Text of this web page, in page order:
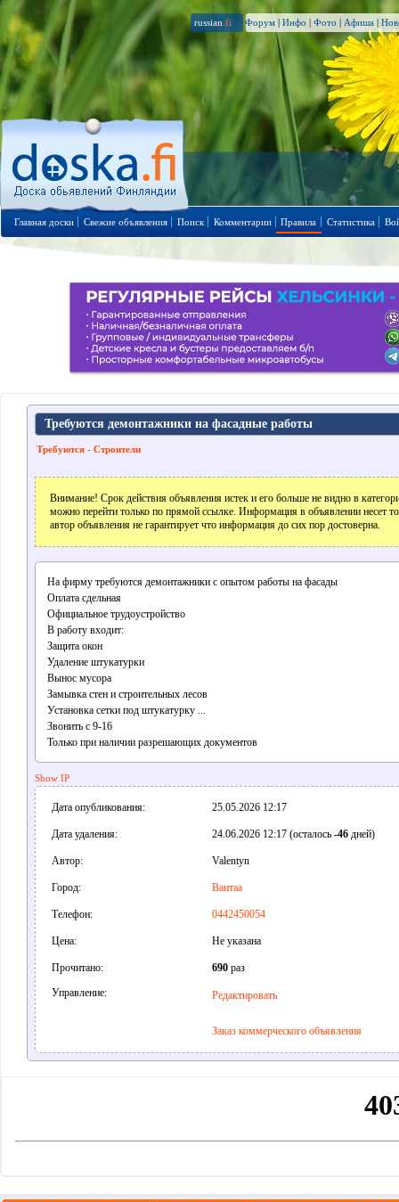
russian .fi Форум | Инфо | Фото | Афиша |
Главная доски Свежие объявления Поиск Комментарии Правила Статистика
Требуются демонтажники на фасадные работы
Требуются - Строители
Внимание! Срок действия объявления истек и его больше не видно в
можно перейти только по прямой ссылке. Информация в объявлении несет
автор объявления не гарантирует что информация до сих пор достоверна.
На фирму требуются демонтажники с опытом работы на фасады
Оплата сдельная
Официальное трудоустройство
В работу входит:
Защита окон
Удаление штукатурки
Вынос мусора
Замывка стен и строительных лесов
Установка сетки под штукатурку ...
Звонить с 9-16
Только при наличии разрешающих документов
Show IP
Дата опубликования: 25.05.2026 12:17
Дата удаления: 24.06.2026 12:17 (осталось -46дней)
Автор: Valentyn
Город: Вантаа
Телефон: 0442450054
Цена: Не указана
Прочитано: 690раз
Управление:
Редактировать
Заказ коммерческого объявления